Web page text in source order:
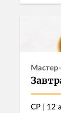
себя в
СР | 12